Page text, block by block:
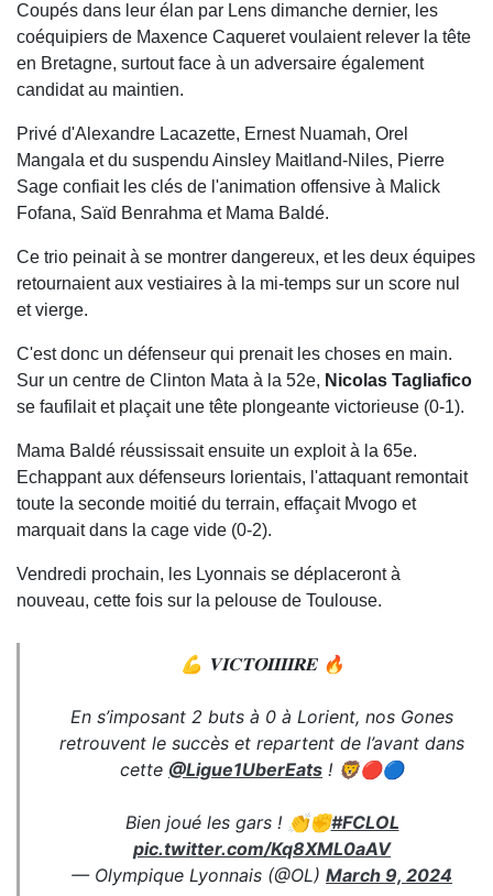
Coupés dans leur élan par Lens dimanche dernier, les
coéquipiers de Maxence Caqueret voulaient relever la tête
en Bretagne, surtout face à un adversaire également
candidat au maintien.
Privé d'Alexandre Lacazette, Ernest Nuamah, Orel
Mangala et du suspendu Ainsley Maitland-Niles, Pierre
Sage confiait les clés de l'animation offensive à Malick
Fofana, Saïd Benrahma et Mama Baldé.
Ce trio peinait à se montrer dangereux, et les deux équipes
retournaient aux vestiaires à la mi-temps sur un score nul
et vierge.
C'est donc un défenseur qui prenait les choses en main.
Sur un centre de Clinton Mata à la 52e, Nicolas Tagliafico
se faufilait et plaçait une tête plongeante victorieuse (0-1).
Mama Baldé réussissait ensuite un exploit à la 65e.
Echappant aux défenseurs lorientais, l'attaquant remontait
toute la seconde moitié du terrain, effaçait Mvogo et
marquait dans la cage vide (0-2).
Vendredi prochain, les Lyonnais se déplaceront à
nouveau, cette fois sur la pelouse de Toulouse.
💪 𝐕𝐈𝐂𝐓𝐎𝐈𝐈𝐈𝐈𝐑𝐄 🔥
En s’imposant 2 buts à 0 à Lorient, nos Gones
retrouvent le succès et repartent de l’avant dans
cette @Ligue1UberEats ! 🦁🔴🔵
Bien joué les gars ! 👏✊#FCLOL
pic.twitter.com/Kq8XML0aAV
— Olympique Lyonnais (@OL) March 9, 2024